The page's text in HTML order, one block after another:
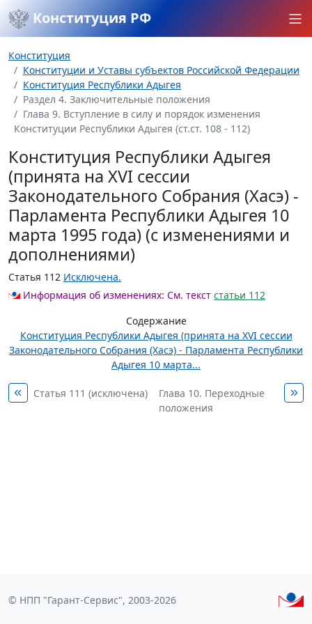
Конституция РФ
Конституция
Конституции и Уставы субъектов Российской Федерации
Конституция Республики Адыгея
Раздел 4. Заключительные положения
Глава 9. Вступление в силу и порядок изменения
Конституции Республики Адыгея (ст.ст. 108 - 112)
Конституция Республики Адыгея
(принята на XVI сессии
Законодательного Собрания (Хасэ) -
Парламента Республики Адыгея 10
марта 1995 года) (с изменениями и
дополнениями)
Статья 112 Исключена.
Информация об изменениях: См. текст статьи 112
Содержание
Конституция Республики Адыгея (принята на XVI сессии
Законодательного Собрания (Хасэ) - Парламента Республики
Адыгея 10 марта...
Статья 111 (исключена)
Глава 10. Переходные
положения
© НПП "Гарант-Сервис", 2003-2026